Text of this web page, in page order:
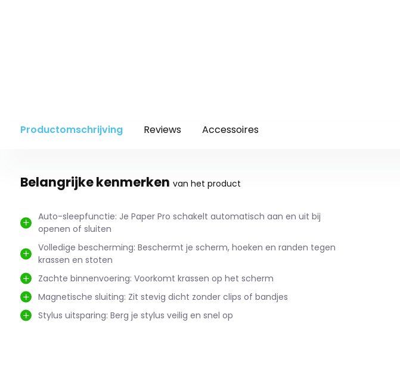
Productomschrijving Reviews Accessoires
Belangrijke kenmerken van het product
Auto-sleepfunctie: Je Paper Pro schakelt automatisch aan en uit bij
openen of sluiten
Volledige bescherming: Beschermt je scherm, hoeken en randen tegen
krassen en stoten
Zachte binnenvoering: Voorkomt krassen op het scherm
Magnetische sluiting: Zit stevig dicht zonder clips of bandjes
Stylus uitsparing: Berg je stylus veilig en snel op